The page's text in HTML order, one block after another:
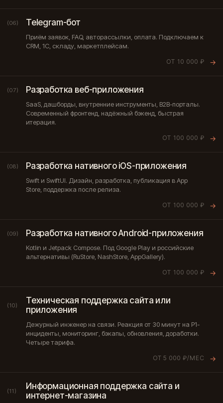
(06) Telegram-бот
Приём заявок, FAQ, авторассылки, оплата. Подключаем к
CRM, 1С, складу, маркетплейсам.
ОТ 10 000 ₽ →
(07) Разработка веб-приложения
SaaS, дашборды, внутренние инструменты, B2B-порталы.
Современный фронтенд, надёжный бэкенд, быстрая
итерация.
ОТ 100 000 ₽ →
(08) Разработка нативного iOS-приложения
Swift и SwiftUI. Дизайн, разработка, публикация в App
Store, поддержка после релиза.
ОТ 100 000 ₽ →
(09) Разработка нативного Android-приложения
Kotlin и Jetpack Compose. Под Google Play и российские
альтернативы (RuStore, NashStore, AppGallery).
ОТ 100 000 ₽ →
(10)
Техническая поддержка сайта или
приложения
Дежурный инженер на связи. Реакция от 30 минут на P1-
инциденты, мониторинг, бэкапы, обновления, доработки.
Четыре тарифа.
ОТ 5 000 ₽/МЕС →
(11)
Информационная поддержка сайта и
интернет-магазина